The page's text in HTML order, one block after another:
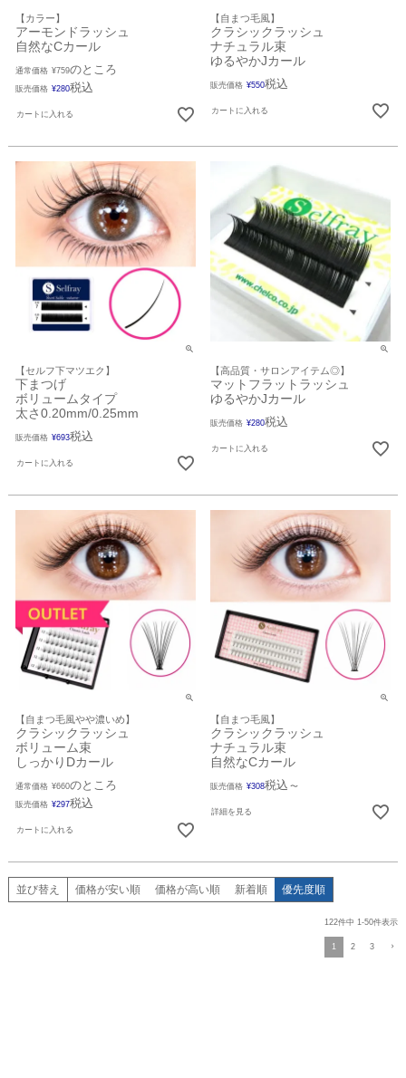
【カラー】
アーモンドラッシュ
自然なCカール
通常価格 ¥759のところ
販売価格 ¥280税込
カートに入れる
【自まつ毛風】
クラシックラッシュ
ナチュラル束
ゆるやかJカール
販売価格 ¥550税込
カートに入れる
【セルフ下マツエク】
下まつげ
ボリュームタイプ
太さ0.20mm/0.25mm
販売価格 ¥693税込
カートに入れる
【高品質・サロンアイテム◎】
マットフラットラッシュ
ゆるやかJカール
販売価格 ¥280税込
カートに入れる
【自まつ毛風やや濃いめ】
クラシックラッシュ
ボリューム束
しっかりDカール
通常価格 ¥660のところ
販売価格 ¥297税込
カートに入れる
【自まつ毛風】
クラシックラッシュ
ナチュラル束
自然なCカール
販売価格 ¥308税込 〜
詳細を見る
並び替え 価格が安い順 価格が高い順 新着順 優先度順
122件中 1-50件表示
1 2 3